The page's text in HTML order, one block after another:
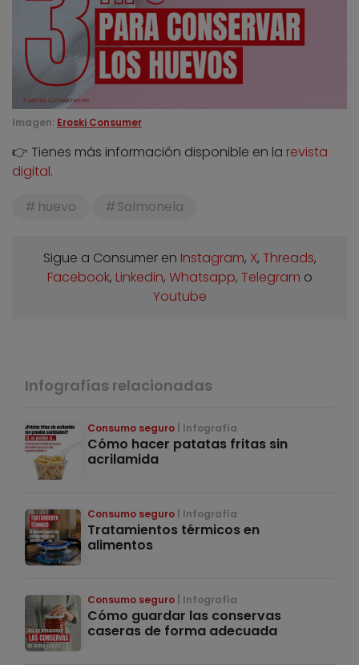
Imagen: Eroski Consumer
👉 Tienes más información disponible en la revista
digital.
huevo
Salmonela
Sigue a Consumer en Instagram, X, Threads,
Facebook, Linkedin, Whatsapp, Telegram o
Youtube
Infografías relacionadas
Consumo seguro Infografía
Cómo hacer patatas fritas sin
acrilamida
Consumo seguro Infografía
Tratamientos térmicos en
alimentos
Consumo seguro Infografía
Cómo guardar las conservas
caseras de forma adecuada